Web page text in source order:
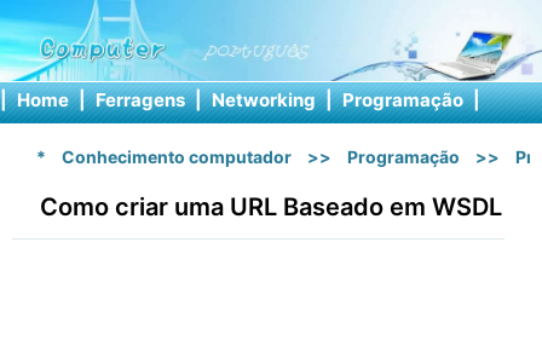
| Home | Ferragens | Networking | Programação |
* Conhecimento computador >> Programação >>
Como criar uma URL Baseado em WSDL